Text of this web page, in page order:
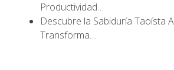
Productividad…
Descubre la Sabiduría Taoísta
Transforma…